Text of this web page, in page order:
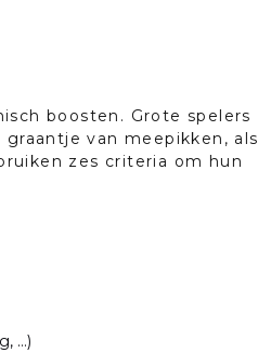
boosten. Grote spelers
van meepikken, als
zes criteria om hun
…)